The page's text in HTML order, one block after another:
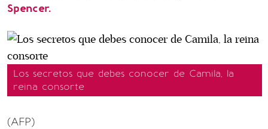
Spencer.
Los secretos que debes conocer de Camila, la
reina consorte
(AFP)